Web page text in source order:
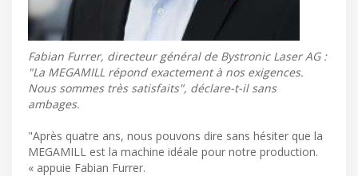
Fabian Furrer, directeur général de Bystronic Laser AG :
"La MEGAMILL répond exactement à nos exigences.
Nous sommes très satisfaits", déclare-t-il sans
ambages.
"Après quatre ans, nous pouvons dire sans hésiter que la
MEGAMILL est la machine idéale pour notre production.
« appuie Fabian Furrer.